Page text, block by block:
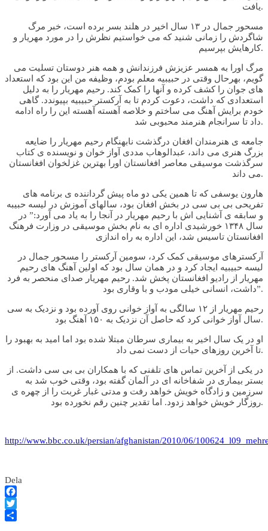
یافت.
مسحور جمال در ۱۳ سال اخیر در هلند بسر برده است، خبر مرگ
شاگردش را زمانی شنید که می خواستیم نظرش را در مورد مهریار و
کارهایش بپرسیم.
مرگ اورا به همسر عزیزش فرزندانش و همه هنر دوستان تسلیت می
گویم، بهرحال وقتی در حبیبیه معلم بودم، وظیفه من این بود که استعداد
های جوان را کشف کرده و آنها را کمک کند. رحیم مهریار را به دلیل
استعدادی که داشت، دعوت کردم تا به آرکستر حبیبیه بپیوندد. گاهی
خودم برایش آهنگ می ساختم و خلاصه آهسته آهسته این را راه ادامه
داد تا سرانجام هنرمند محبوبی شد.
جامعه ی هنرمندان افغان درگذشت نابهنگام رحیم مهریار را ضایعه
بزرگ هنری می داند، عبدالوهاب مددی آواز خوان و نویسنده ی کتاب
سرگذشت موسیقی معاصر افغانستان اورا بهترین غزلخوان افغانستان
می داند.
هارون یوسفی که تا همین یکی دو ماه پیش گرداننده ی برنامه های
تفریحی بی بی سی در بخش افغان بود، سالهای آموزش در لیسه حبیبه
و سابقه ی آشنایی اش با رحیم مهریار در آنجا را به یاد می آورد:” در
سال ۱۳۴۸ خورشیدی اداره ای به نام بخش موسیقی در وزارت فرهنگ
افغانستان تاسیس شد، این اداره به راه اندازی
آرکسترهای موسیقی کمک کرد، سومین آرکستر را مسحور جمال در
لیسه حبیبیه ایجاد کرد و در همان سال بود که اولین آهنگ های رحیم
مهریار از رادیو افغانستان پخش شد. رحیم مهریار صدای منحصر به فرد
داشت، انسانی خیلی مودب و با وقاری بود”.
رحیم مهریار از ۱۲ سالگی به آواز خوانی روی آورده بود و نزدیک به سی
سال آواز خوانی کرد که حاصل آن نزدیک به ۱۵۰ آهنگ بود.
او در یک سال اخیر به بیماری سرطان مبتلا شده بود اما امید به بهبود را
تا آخرین روزهای حیات از دست نمی داد.
در یکی از آخرین تماس های تلفنی که با همکاران بی بی سی داشت. از
بستر بیماری در شفاخانه ای در آلمان گفته بود، وقتی خوب شد به
سرزمین و زادگاه خویش خواهد رفت و مدتی غبار غربت را از چهره ی
روزگار خویش خواهد زدود. اما تقدیر چنین رقم نخورده بود.
http://www.bbc.co.uk/persian/afghanistan/2010/06/
Dela
Facebook
Twitter